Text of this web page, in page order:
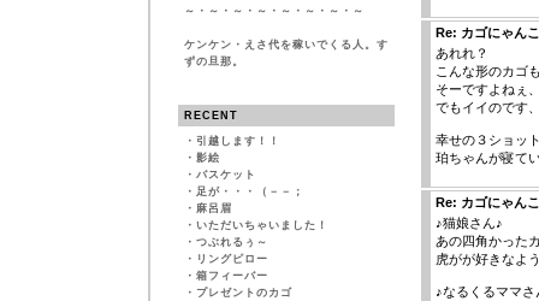
～・～・～・～・～・～・～・～
ケンケン・えさ代を稼いでくる人。す
ずの旦那。
RECENT
・ 引越します！！
・ 影絵
・ バスケット
・ 足が・・・（－－；
・ 麻呂眉
・ いただいちゃいました！
・ つぶれるぅ～
・ リングピロー
・ 箱フィーバー
・ プレゼントのカゴ
Re: カゴにゃん
あれれ？
こんな形のカゴ
そーですよねぇ
でもイイのです
幸せの３ショッ
珀ちゃんが寝て
Re: カゴにゃん
♪猫娘さん♪
あの四角かった
虎がが好きなよ
♪なるくるママさ